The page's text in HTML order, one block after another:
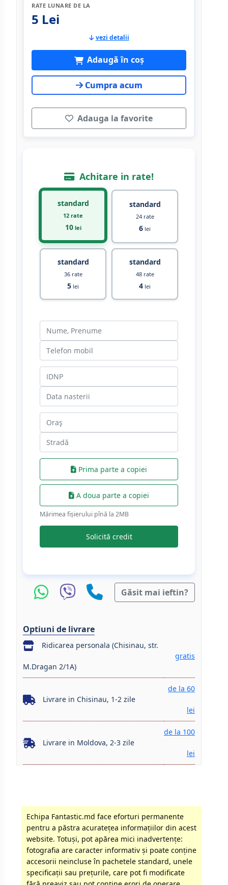
RATE LUNARE DE LA
5 Lei
vezi detalii
Adaugă în coș
Cumpra acum
Adauga la favorite
Achitare in rate!
standard
12 rate
10lei
standard
24 rate
6 lei
standard
36 rate
5 lei
standard
48 rate
4 lei
Prima parte a copiei
A doua parte a copiei
Mărimea fișierului pînă la 2МB
Solicită credit
Găsit mai ieftin?
Optiuni de livrare
Ridicarea personala (Chisinau, str.
M.Dragan 2/1A)
gratis
Livrare in Chisinau, 1-2 zile
de la 60
lei
Livrare in Moldova, 2-3 zile
de la 100
lei
Echipa Fantastic.md face eforturi permanente
pentru a păstra acurateţea informaţiilor din acest
website. Totuși, pot apărea mici inadvertenţe:
fotografia are caracter informativ şi poate conţine
accesorii neincluse în pachetele standard, unele
specificaţii sau preţurile, care pot fi modificate